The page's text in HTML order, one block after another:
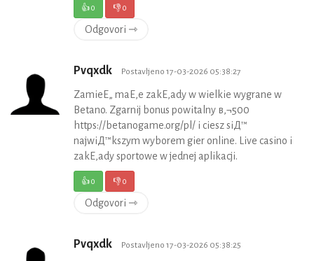
👍0 👎0
Odgovori ⇾
Pvqxdk Postavljeno 17-03-2026 05:38:27
ZamieЕ„ maЕ‚e zakЕ‚ady w wielkie wygrane w
Betano. Zgarnij bonus powitalny в‚¬500
https://betanogame.org/pl/ i ciesz siД™
najwiД™kszym wyborem gier online. Live casino i
zakЕ‚ady sportowe w jednej aplikacji.
👍0 👎0
Odgovori ⇾
Pvqxdk Postavljeno 17-03-2026 05:38:25